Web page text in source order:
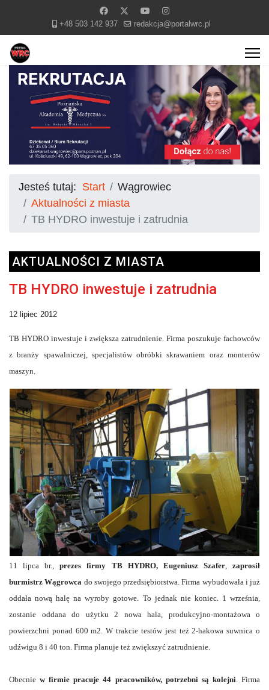
+48 503 142 937 redakcja@portalwrc.pl
Jesteś tutaj: Start
Wągrowiec
Aktualności z miasta
TB HYDRO inwestuje i zatrudnia
AKTUALNOŚCI Z MIASTA
TB HYDRO inwestuje i zatrudnia
12 lipiec 2012
TB HYDRO inwestuje i zwiększa zatrudnienie. Firma poszukuje fachowców
z branży spawalniczej, specjalistów obróbki skrawaniem oraz monterów
maszyn.
11 lipca br.,prezes firmy TB HYDRO, Eugeniusz Szafer,zaprosił
burmistrz Wągrowca do swojego przedsiębiorstwa. Firma wybudowała i już
oddała nową halę na wyroby gotowe. To jednak nie koniec. 1 września,
zostanie oddana do użytku 2 nowa hala, produkcyjno-montażowa o
powierzchni ponad 600 m2. W trakcie testów jest też 2-hakowa suwnica o
udźwigu 8 i 40 ton. Firma planuje też zwiększyć zatrudnienie.
Obecniew firmie pracuje 44 pracowników, potrzebni są kolejni . Firma